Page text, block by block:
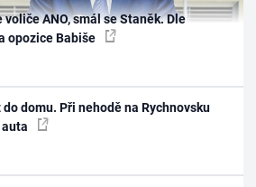
ANO, smál se Staněk. Dle
opozice Babiše
domu. Při nehodě na Rychnovsku